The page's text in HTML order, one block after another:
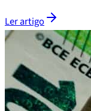
Ler artigo